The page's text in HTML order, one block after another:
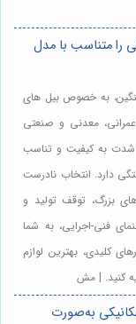
را متناسب با مدل
به خصوص بیل های
معدنی و صنعتی
شدت به کیفیت و تناسب
دارد. انتخاب نادرست
بزرگ، توقف تولید و
فنی-اجرایی، به شما
کلیدی، بهترین لوازم
کنید. | مش
به‌صورت